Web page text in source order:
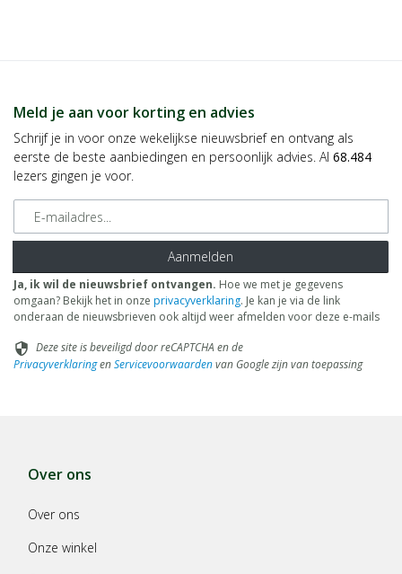
Meld je aan voor korting en advies
Schrijf je in voor onze wekelijkse nieuwsbrief en ontvang als
eerste de beste aanbiedingen en persoonlijk advies. Al 68.484
lezers gingen je voor.
E-mailadres
Aanmelden
Ja, ik wil de nieuwsbrief ontvangen. Hoe we met je gegevens
omgaan? Bekijk het in onze privacyverklaring. Je kan je via de link
onderaan de nieuwsbrieven ook altijd weer afmelden voor deze e-mails
security Deze site is beveiligd door reCAPTCHA en de
PrivacyverklaringenServicevoorwaardenvan Google zijn van toepassing
Over ons
Over ons
Onze winkel